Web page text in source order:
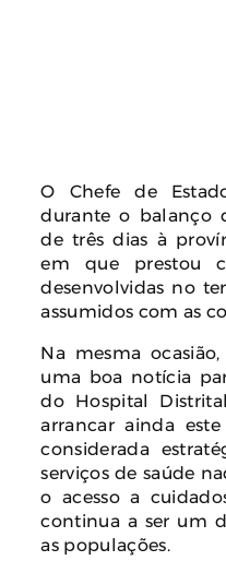
O Chefe de
durante o balanço
de três dias à
em que prestou
desenvolvidas no
assumidos com as
Na mesma
uma boa notícia
do Hospital
arrancar ainda
considerada
serviços de saúde
o acesso a
continua a ser um
as populações.